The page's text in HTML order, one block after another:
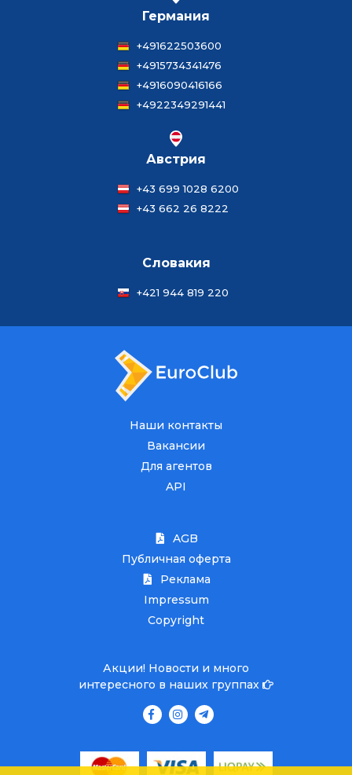
Германия
+491622503600
+4915734341476
+4916090416166
+4922349291441
Австрия
+43 699 1028 6200
+43 662 26 8222
Словакия
+421 944 819 220
Наши контакты
Вакансии
Для агентов
API
AGB
Публичная оферта
Реклама
Impressum
Copyright
Акции! Новости и много
интересного в наших группах